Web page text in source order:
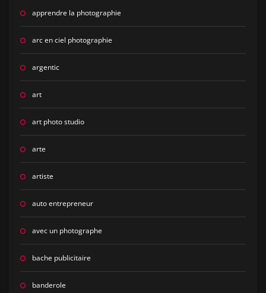
apprendre la photographie
arc en ciel photographie
argentic
art
art photo studio
arte
artiste
auto entrepreneur
avec un photographe
bache publicitaire
banderole